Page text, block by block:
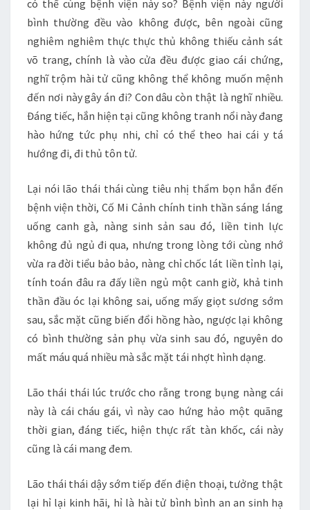
có thể cùng bệnh viện này so? Bệnh viện này người
bình thường đều vào không được, bên ngoài cũng
nghiêm nghiêm thực thực thủ không thiếu cảnh sát
võ trang, chính là vào cửa đều được giao cái chứng,
nghĩ trộm hài tử cũng không thể không muốn mệnh
đến nơi này gây án đi? Con dâu còn thật là nghĩ nhiều.
Đáng tiếc, hắn hiện tại cũng không tranh nổi này đang
hào hứng tức phụ nhi, chỉ có thể theo hai cái y tá
hướng đi, đi thủ tôn tử.
Lại nói lão thái thái cùng tiêu nhị thẩm bọn hắn đến
bệnh viện thời, Cố Mi Cảnh chính tinh thần sáng láng
uống canh gà, nàng sinh sản sau đó, liền tinh lực
không đủ ngủ đi qua, nhưng trong lòng tới cùng nhớ
vừa ra đời tiểu bảo bảo, nàng chỉ chốc lát liền tỉnh lại,
tính toán đâu ra đấy liền ngủ một canh giờ, khả tinh
thần đầu óc lại không sai, uống mấy giọt sương sớm
sau, sắc mặt cũng biến đổi hồng hào, ngược lại không
có bình thường sản phụ vừa sinh sau đó, nguyên do
mất máu quá nhiều mà sắc mặt tái nhợt hình dạng.
Lão thái thái lúc trước cho rằng trong bụng nàng cái
này là cái cháu gái, vì này cao hứng hảo một quãng
thời gian, đáng tiếc, hiện thực rất tàn khốc, cái này
cũng là cái mang đem.
Lão thái thái dậy sớm tiếp đến điện thoại, tưởng thật
lại hỉ lại kinh hãi, hỉ là hài tử bình bình an an sinh hạ